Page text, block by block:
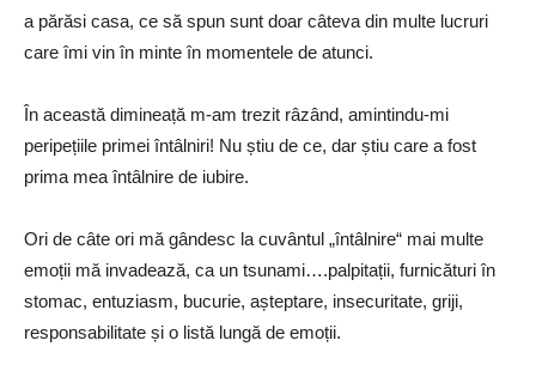
a părăsi casa, ce să spun sunt doar câteva din multe lucruri
care îmi vin în minte în momentele de atunci.
În această dimineață m-am trezit râzând, amintindu-mi
peripețiile primei întâlniri! Nu știu de ce, dar știu care a fost
prima mea întâlnire de iubire.
Ori de câte ori mă gândesc la cuvântul „întâlnire“ mai multe
emoții mă invadează, ca un tsunami….palpitații, furnicături în
stomac, entuziasm, bucurie, așteptare, insecuritate, griji,
responsabilitate și o listă lungă de emoții.